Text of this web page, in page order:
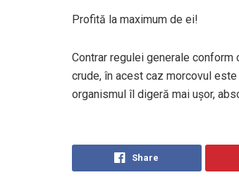
Profită la maximum de ei!
Contrar regulei generale
crude, în acest caz morcovul
organismul îl digeră mai uşor,
Share